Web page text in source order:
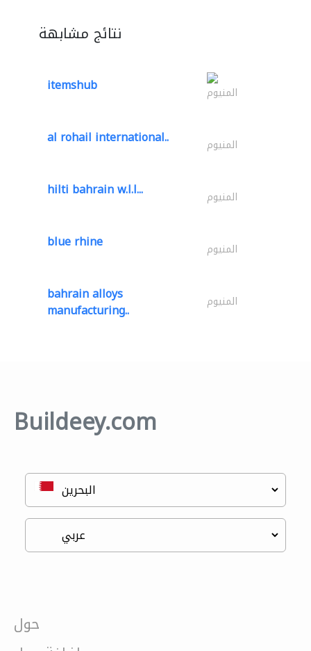
نتائج مشابهة
itemshub المنيوم
al rohail international.. المنيوم
hilti bahrain w.l.l... المنيوم
blue rhine المنيوم
bahrain alloys
manufacturing.. المنيوم
Buildeey.com
حول